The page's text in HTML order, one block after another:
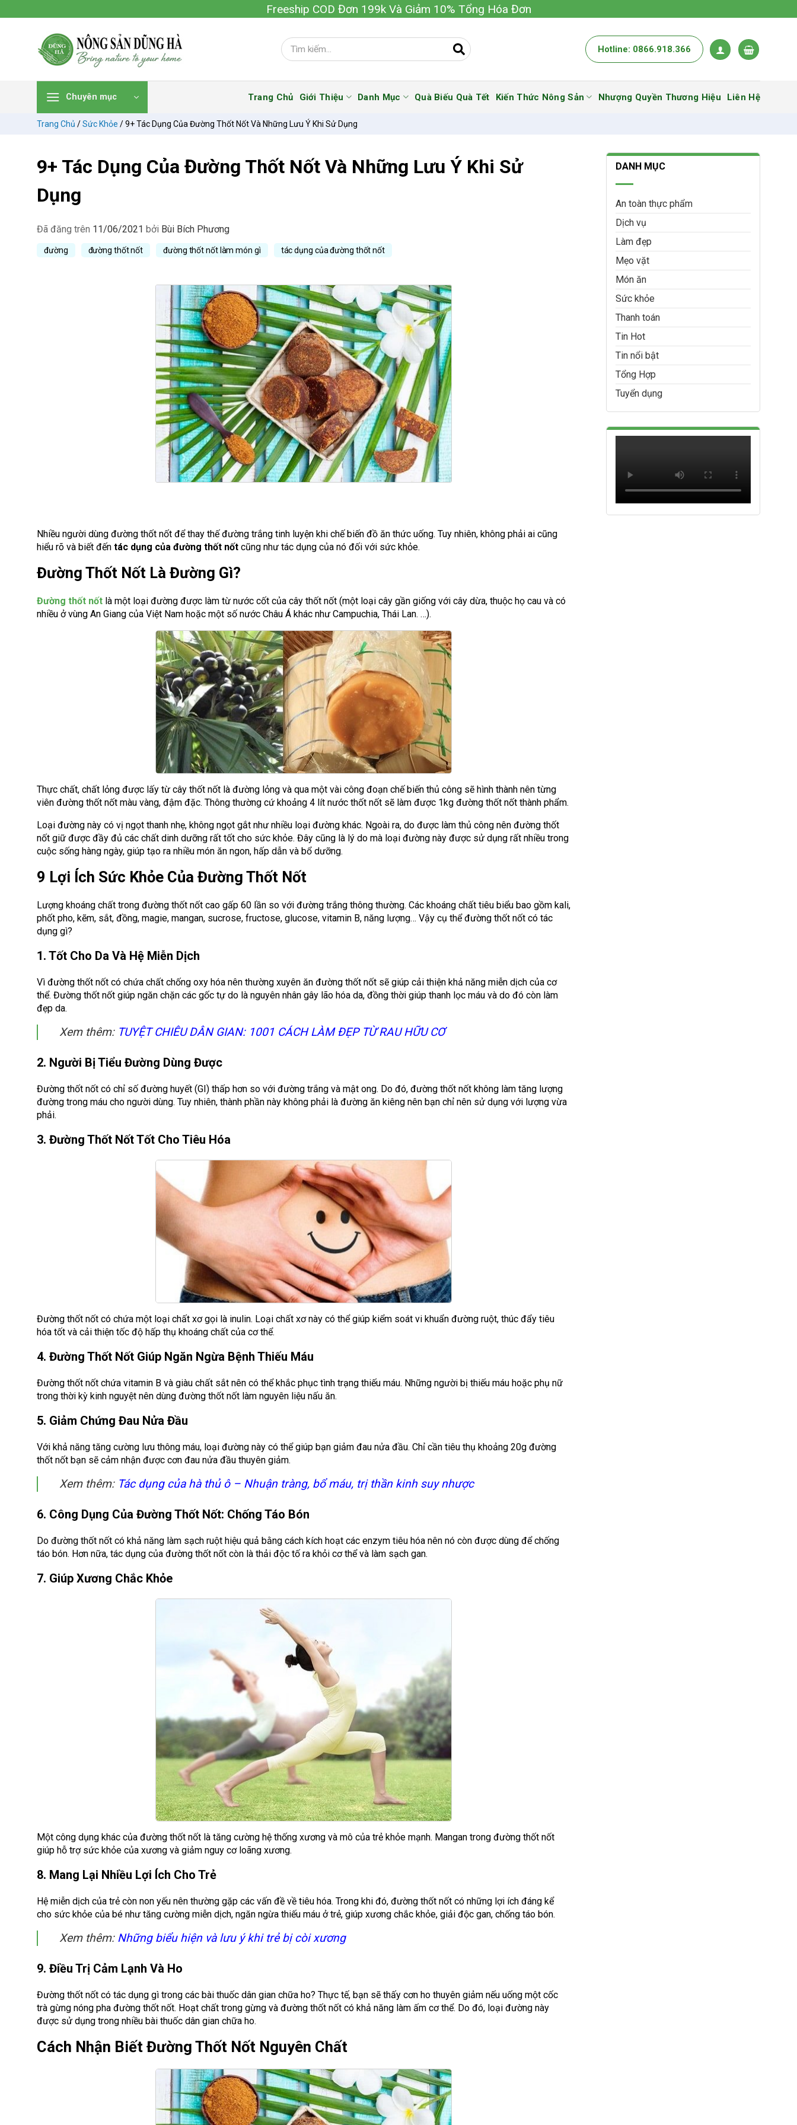
đến
Freeship COD Đơn 199k Và Giảm 10% Tổng Hóa Đơn
Hotline: 0866.918.366
Chuyên mục Trang Chủ Giới Thiệu Danh Mục Quà Biếu Quà Tết Kiến Thức Nông Sản Nhượng Quyền Thương Hiệu Liên Hệ
Trang Chủ /Sức Khỏe /9+ Tác Dụng Của Đường Thốt Nốt Và Những Lưu Ý Khi Sử Dụng
9+ Tác Dụng Của Đường Thốt Nốt Và Những Lưu Ý Khi Sử
Dụng
Đã đăng trên 11/06/2021 bởi Bùi Bích Phương
đường đường thốt nốt đường thốt nốt làm món gì tác dụng của đường thốt nốt
Nhiều người dùng đường thốt nốt để thay thế đường trắng tinh luyện khi chế biến đồ ăn thức uống. Tuy nhiên, không phải ai cũng
hiểu rõ và biết đến tác dụng của đường thốt nốt cũng như tác dụng của nó đối với sức khỏe.
Đường Thốt Nốt Là Đường Gì?
Đường thốt nốt là một loại đường được làm từ nước cốt của cây thốt nốt (một loại cây gần giống với cây dừa, thuộc họ cau và có
nhiều ở vùng An Giang của Việt Nam hoặc một số nước Châu Á khác như Campuchia, Thái Lan. …).
Thực chất, chất lỏng được lấy từ cây thốt nốt là đường lỏng và qua một vài công đoạn chế biến thủ công sẽ hình thành nên từng
viên đường thốt nốt màu vàng, đậm đặc. Thông thường cứ khoảng 4 lít nước thốt nốt sẽ làm được 1kg đường thốt nốt thành phẩm.
Loại đường này có vị ngọt thanh nhẹ, không ngọt gắt như nhiều loại đường khác. Ngoài ra, do được làm thủ công nên đường thốt
nốt giữ được đầy đủ các chất dinh dưỡng rất tốt cho sức khỏe. Đây cũng là lý do mà loại đường này được sử dụng rất nhiều trong
cuộc sống hàng ngày, giúp tạo ra nhiều món ăn ngon, hấp dẫn và bổ dưỡng.
9 Lợi Ích Sức Khỏe Của Đường Thốt Nốt
Lượng khoáng chất trong đường thốt nốt cao gấp 60 lần so với đường trắng thông thường. Các khoáng chất tiêu biểu bao gồm kali,
phốt pho, kẽm, sắt, đồng, magie, mangan, sucrose, fructose, glucose, vitamin B, năng lượng… Vậy cụ thể đường thốt nốt có tác
dụng gì?
1. Tốt Cho Da Và Hệ Miễn Dịch
Vì đường thốt nốt có chứa chất chống oxy hóa nên thường xuyên ăn đường thốt nốt sẽ giúp cải thiện khả năng miễn dịch của cơ
thể. Đường thốt nốt giúp ngăn chặn các gốc tự do là nguyên nhân gây lão hóa da, đồng thời giúp thanh lọc máu và do đó còn làm
đẹp da.
Xem thêm: TUYỆT CHIÊU DÂN GIAN: 1001 CÁCH LÀM ĐẸP TỪ RAU HỮU CƠ
2. Người Bị Tiểu Đường Dùng Được
Đường thốt nốt có chỉ số đường huyết (GI) thấp hơn so với đường trắng và mật ong. Do đó, đường thốt nốt không làm tăng lượng
đường trong máu cho người dùng. Tuy nhiên, thành phần này không phải là đường ăn kiêng nên bạn chỉ nên sử dụng với lượng vừa
phải.
3. Đường Thốt Nốt Tốt Cho Tiêu Hóa
Đường thốt nốt có chứa một loại chất xơ gọi là inulin. Loại chất xơ này có thể giúp kiểm soát vi khuẩn đường ruột, thúc đẩy tiêu
hóa tốt và cải thiện tốc độ hấp thụ khoáng chất của cơ thể.
4. Đường Thốt Nốt Giúp Ngăn Ngừa Bệnh Thiếu Máu
Đường thốt nốt chứa vitamin B và giàu chất sắt nên có thể khắc phục tình trạng thiếu máu. Những người bị thiếu máu hoặc phụ nữ
trong thời kỳ kinh nguyệt nên dùng đường thốt nốt làm nguyên liệu nấu ăn.
5. Giảm Chứng Đau Nửa Đầu
Với khả năng tăng cường lưu thông máu, loại đường này có thể giúp bạn giảm đau nửa đầu. Chỉ cần tiêu thụ khoảng 20g đường
thốt nốt bạn sẽ cảm nhận được cơn đau nửa đầu thuyên giảm.
Xem thêm: Tác dụng của hà thủ ô – Nhuận tràng, bổ máu, trị thần kinh suy nhược
6. Công Dụng Của Đường Thốt Nốt: Chống Táo Bón
Do đường thốt nốt có khả năng làm sạch ruột hiệu quả bằng cách kích hoạt các enzym tiêu hóa nên nó còn được dùng để chống
táo bón. Hơn nữa, tác dụng của đường thốt nốt còn là thải độc tố ra khỏi cơ thể và làm sạch gan.
7. Giúp Xương Chắc Khỏe
Một công dụng khác của đường thốt nốt là tăng cường hệ thống xương và mô của trẻ khỏe mạnh. Mangan trong đường thốt nốt
giúp hỗ trợ sức khỏe của xương và giảm nguy cơ loãng xương.
8. Mang Lại Nhiều Lợi Ích Cho Trẻ
Hệ miễn dịch của trẻ còn non yếu nên thường gặp các vấn đề về tiêu hóa. Trong khi đó, đường thốt nốt có những lợi ích đáng kể
cho sức khỏe của bé như tăng cường miễn dịch, ngăn ngừa thiếu máu ở trẻ, giúp xương chắc khỏe, giải độc gan, chống táo bón.
Xem thêm: Những biểu hiện và lưu ý khi trẻ bị còi xương
9. Điều Trị Cảm Lạnh Và Ho
Đường thốt nốt có tác dụng gì trong các bài thuốc dân gian chữa ho? Thực tế, bạn sẽ thấy cơn ho thuyên giảm nếu uống một cốc
trà gừng nóng pha đường thốt nốt. Hoạt chất trong gừng và đường thốt nốt có khả năng làm ấm cơ thể. Do đó, loại đường này
được sử dụng trong nhiều bài thuốc dân gian chữa ho.
Cách Nhận Biết Đường Thốt Nốt Nguyên Chất
DANH MỤC
An toàn thực phẩm
Dịch vụ
Làm đẹp
Mẹo vặt
Món ăn
Sức khỏe
Thanh toán
Tin Hot
Tin nổi bật
Tổng Hợp
Tuyển dụng